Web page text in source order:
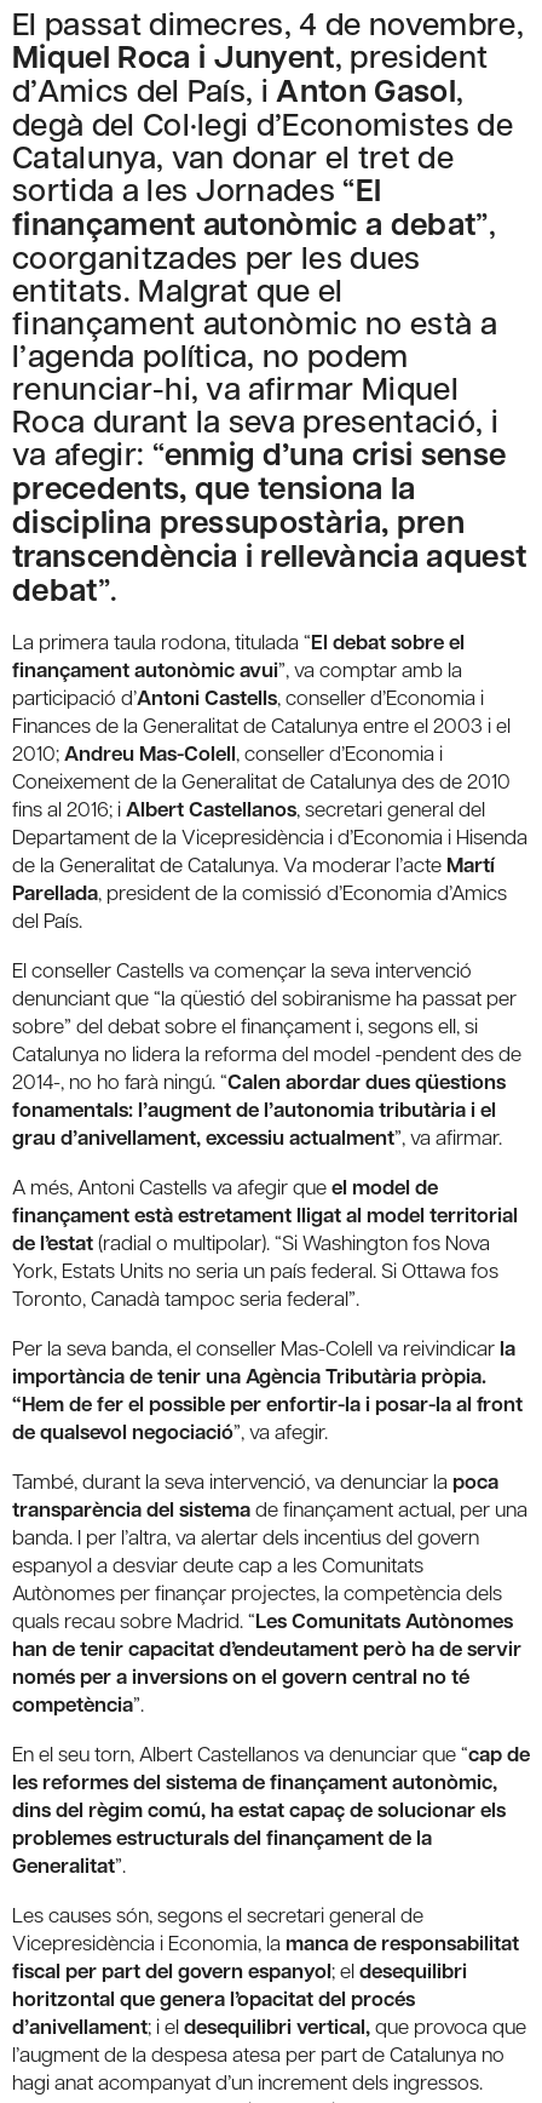
El passat dimecres, 4 de novembre,
Miquel Roca i Junyent, president
d’Amics del País, iAnton Gasol,
degà del Col·legi d’Economistes de
Catalunya, van donar el tret de
sortida a les Jornades “El
finançament autonòmic a debat”,
coorganitzades per les dues
entitats. Malgrat que el
finançament autonòmic no està a
l’agenda política, no podem
renunciar-hi, va afirmar Miquel
Roca durant la seva presentació, i
va afegir: “enmig d’una crisi sense
precedents, que tensiona la
disciplina pressupostària, pren
transcendència i rellevància aquest
debat”.
La primera taula rodona, titulada “El debat sobre el
finançament autonòmic avui”, va comptar amb la
participació d’Antoni Castells, conseller d’Economia i
Finances de la Generalitat de Catalunya entre el 2003 i el
2010;Andreu Mas-Colell, conseller d’Economia i
Coneixement de la Generalitat de Catalunya des de 2010
fins al 2016; iAlbert Castellanos, secretari general del
Departament de la Vicepresidència i d’Economia i Hisenda
de la Generalitat de Catalunya. Va moderar l’acte Martí
Parellada, president de la comissió d’Economia d’Amics
del País.
El conseller Castells va començar la seva intervenció
denunciant que “la qüestió del sobiranisme ha passat per
sobre” del debat sobre el finançament i, segons ell, si
Catalunya no lidera la reforma del model -pendent des de
2014-, no ho farà ningú. “Calen abordar dues qüestions
fonamentals: l’augment de l’autonomia tributària i el
grau d’anivellament, excessiu actualment”, va afirmar.
A més, Antoni Castells va afegir queel model de
finançament està estretament lligat al model territorial
de l’estat(radial o multipolar). “Si Washington fos Nova
York, Estats Units no seria un país federal. Si Ottawa fos
Toronto, Canadà tampoc seria federal”.
Per la seva banda, el conseller Mas-Colell va reivindicar la
importància de tenir una Agència Tributària pròpia.
“Hem de fer el possible per enfortir-la i posar-la al front
de qualsevol negociació”, va afegir.
També, durant la seva intervenció, va denunciar la poca
transparència del sistemade finançament actual, per una
banda. I per l’altra, va alertar dels incentius del govern
espanyol a desviar deute cap a les Comunitats
Autònomes per finançar projectes, la competència dels
quals recau sobre Madrid. “Les Comunitats Autònomes
han de tenir capacitat d’endeutament però ha de servir
només per a inversions on el govern central no té
competència”.
En el seu torn, Albert Castellanos va denunciar que “cap de
les reformes del sistema de finançament autonòmic,
dins del règim comú, ha estat capaç de solucionar els
problemes estructurals del finançament de la
Generalitat”.
Les causes són, segons el secretari general de
Vicepresidència i Economia, la manca de responsabilitat
fiscal per part del govern espanyol; eldesequilibri
horitzontal que genera l’opacitat del procés
d’anivellament; i eldesequilibri vertical,que provoca que
l’augment de la despesa atesa per part de Catalunya no
hagi anat acompanyat d’un increment dels ingressos.